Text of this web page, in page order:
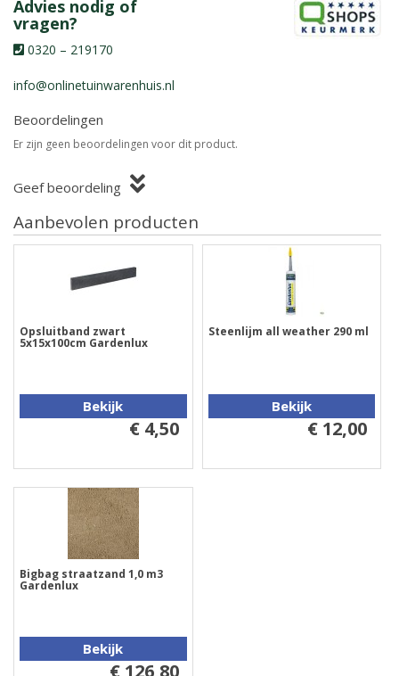
Advies nodig of
vragen?
0320 – 219170
info@onlinetuinwarenhuis.nl
Beoordelingen
Er zijn geen beoordelingen voor dit product.
Geef beoordeling
Aanbevolen producten
Opsluitband zwart
5x15x100cm Gardenlux
Bekijk
€ 4,50
Steenlijm all weather 290 ml
Bekijk
€ 12,00
Bigbag straatzand 1,0 m3
Gardenlux
Bekijk
€ 126,80